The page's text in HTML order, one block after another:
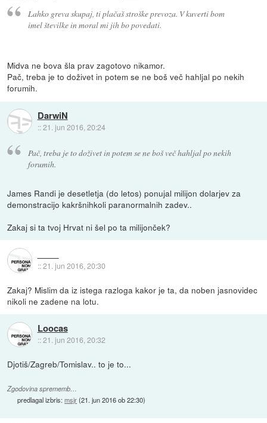
Lahko greva skupaj, ti plačaš stroške prevoza. V kuverti bom
imel številke in moral mi jih bo povedati.
Midva ne bova šla prav zagotovo nikamor.
Pač, treba je to doživet in potem se ne boš več hahljal po nekih
forumih.
DarwiN
::21. jun 2016, 20:24
Pač, treba je to doživet in potem se ne boš več hahljal po nekih
forumih.
James Randi je desetletja (do letos) ponujal milijon dolarjev za
demonstracijo kakršnihkoli paranormalnih zadev..
Zakaj si ta tvoj Hrvat ni šel po ta milijonček?
::21. jun 2016, 20:30
Zakaj? Mislim da iz istega razloga kakor je ta, da noben jasnovidec
nikoli ne zadene na lotu.
Loocas
::21. jun 2016, 20:32
Djotiš/Zagreb/Tomislav.. to je to...
Zgodovina sprememb…
predlagal izbris:msjr(21. jun 2016 ob 22:30)